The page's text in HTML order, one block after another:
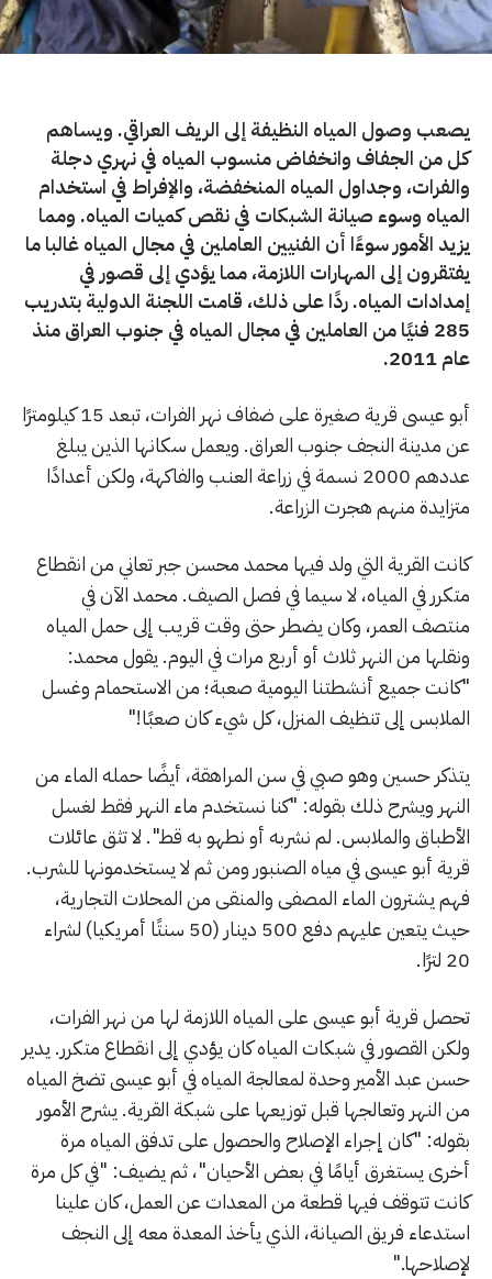
يصعب وصول المياه النظيفة إلى الريف العراقي. ويساهم
كل من الجفاف وانخفاض منسوب المياه في نهري دجلة
والفرات، وجداول المياه المنخفضة، والإفراط في استخدام
المياه وسوء صيانة الشبكات في نقص كميات المياه. ومما
يزيد الأمور سوءًا أن الفنيين العاملين في مجال المياه غالبا ما
يفتقرون إلى المهارات اللازمة، مما يؤدي إلى قصور في
إمدادات المياه. ردًا على ذلك، قامت اللجنة الدولية بتدريب
285 فنيًا من العاملين في مجال المياه في جنوب العراق منذ
عام 2011.
أبو عيسى قرية صغيرة على ضفاف نهر الفرات، تبعد 15 كيلومترًا
عن مدينة النجف جنوب العراق. ويعمل سكانها الذين يبلغ
عددهم 2000 نسمة في زراعة العنب والفاكهة، ولكن أعدادًا
متزايدة منهم هجرت الزراعة.
كانت القرية التي ولد فيها محمد محسن جبر تعاني من انقطاع
متكرر في المياه، لا سيما في فصل الصيف. محمد الآن في
منتصف العمر، وكان يضطر حتى وقت قريب إلى حمل المياه
ونقلها من النهر ثلاث أو أربع مرات في اليوم. يقول محمد:
"كانت جميع أنشطتنا اليومية صعبة؛ من الاستحمام وغسل
الملابس إلى تنظيف المنزل، كل شيء كان صعبًا!"
يتذكر حسين وهو صبي في سن المراهقة، أيضًا حمله الماء من
النهر ويشرح ذلك بقوله: "كنا نستخدم ماء النهر فقط لغسل
الأطباق والملابس. لم نشربه أو نطهو به قط". لا تثق عائلات
قرية أبو عيسى في مياه الصنبور ومن ثم لا يستخدمونها للشرب.
فهم يشترون الماء المصفى والمنقى من المحلات التجارية،
حيث يتعين عليهم دفع 500 دينار (50 سنتًا أمريكيا) لشراء
20 لترًا.
تحصل قرية أبو عيسى على المياه اللازمة لها من نهر الفرات،
ولكن القصور في شبكات المياه كان يؤدي إلى انقطاع متكرر. يدير
حسن عبد الأمير وحدة لمعالجة المياه في أبو عيسى تضخ المياه
من النهر وتعالجها قبل توزيعها على شبكة القرية. يشرح الأمور
بقوله: "كان إجراء الإصلاح والحصول على تدفق المياه مرة
أخرى يستغرق أيامًا في بعض الأحيان"، ثم يضيف: "في كل مرة
كانت تتوقف فيها قطعة من المعدات عن العمل، كان علينا
استدعاء فريق الصيانة، الذي يأخذ المعدة معه إلى النجف
لإصلاحها."